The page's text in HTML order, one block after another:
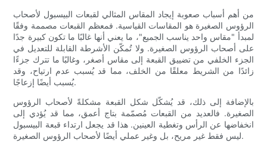
من أهم أسباب صعوبة إيجاد المقاس المثالي لقبعات البيسبول لأصحاب
الرؤوس الصغيرة هو المقاسات القياسية. فمعظم القبعات مصممة وفقًا
لمبدأ "مقاس واحد يناسب الجميع"، ما يعني أنها غالبًا ما تكون كبيرة جدًا
على أصحاب الرؤوس الصغيرة. ولا تُمكّن الأشرطة القابلة للتعديل في
الجزء الخلفي من تضييق القبعة إلى مقاس أصغر، وغالبًا ما تترك جزءًا
زائدًا من الشريط معلقًا من الخلف، مما قد يُسبب عدم ارتياح، وقد
يُسبب أيضًا إزعاجًا.
بالإضافة إلى ذلك، قد يُشكّل شكل القبعة مشكلةً لأصحاب الرؤوس
الصغيرة. فالعديد من القبعات مُصمّمة بتاج أعمق، مما قد يُؤدي إلى
انخفاضها عن الرأس وتغطية العينين. هذا قد يجعل ارتداء قبعة البيسبول
ليس فقط غير مريح، بل وغير عملي أيضًا لأصحاب الرؤوس الصغيرة.